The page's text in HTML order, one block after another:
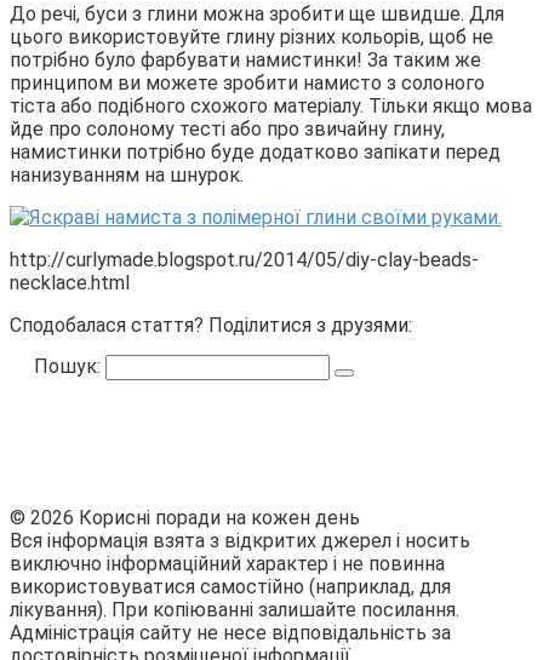
До речі, буси з глини можна зробити ще швидше. Для
цього використовуйте глину різних кольорів, щоб не
потрібно було фарбувати намистинки! За таким же
принципом ви можете зробити намисто з солоного
тіста або подібного схожого матеріалу. Тільки якщо мова
йде про солоному тесті або про звичайну глину,
намистинки потрібно буде додатково запікати перед
нанизуванням на шнурок.
http://curlymade.blogspot.ru/2014/05/diy-clay-beads-
necklace.html
Сподобалася стаття? Поділитися з друзями:
Пошук:
© 2026 Корисні поради на кожен день
Вся інформація взята з відкритих джерел і носить
виключно інформаційний характер і не повинна
використовуватися самостійно (наприклад, для
лікування). При копіюванні залишайте посилання.
Адміністрація сайту не несе відповідальність за